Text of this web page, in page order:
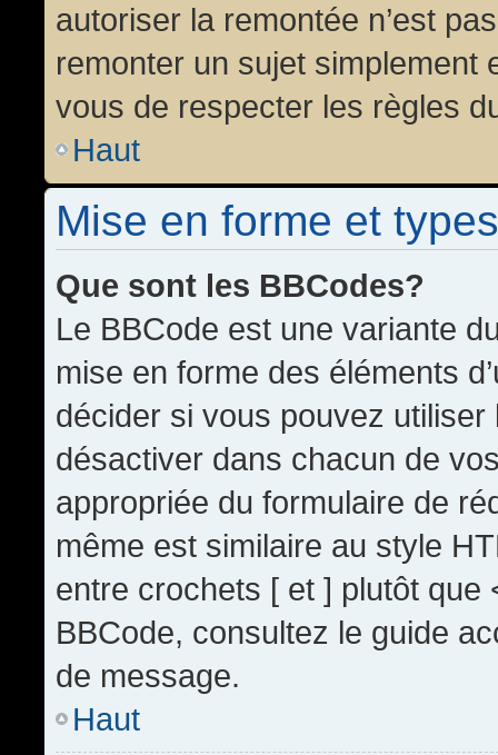
autoriser la remontée n’est
remonter un sujet simplement
vous de respecter les règles
Haut
Mise en forme et
Que sont les BBCodes?
Le BBCode est une variante
mise en forme des éléments
décider si vous pouvez
désactiver dans chacun de
appropriée du formulaire de
même est similaire au style
entre crochets [ et ] plutôt que
BBCode, consultez le guide
de message.
Haut